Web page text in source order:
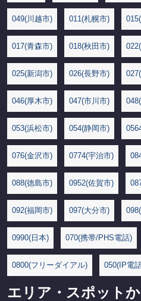
049(川越市) 011(札幌市)
017(青森市) 018(秋田市)
025(新潟市) 026(長野市)
046(厚木市) 047(市川市)
053(浜松市) 054(静岡市)
076(金沢市) 0774(宇治市)
088(徳島市) 0952(佐賀市)
092(福岡市) 097(大分市)
0990(日本) 070(携帯/PHS電話)
0800(フリーダイアル) 050(IP電
エリア・スポット